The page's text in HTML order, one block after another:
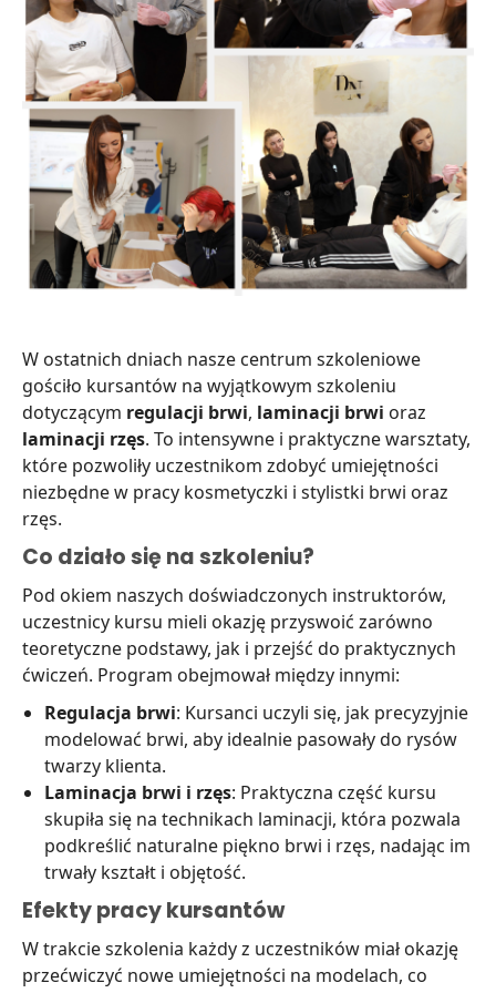
W ostatnich dniach nasze centrum szkoleniowe
gościło kursantów na wyjątkowym szkoleniu
dotyczącym regulacji brwi, laminacji brwi oraz
laminacji rzęs. To intensywne i praktyczne warsztaty,
które pozwoliły uczestnikom zdobyć umiejętności
niezbędne w pracy kosmetyczki i stylistki brwi oraz
rzęs.
Co działo się na szkoleniu?
Pod okiem naszych doświadczonych instruktorów,
uczestnicy kursu mieli okazję przyswoić zarówno
teoretyczne podstawy, jak i przejść do praktycznych
ćwiczeń. Program obejmował między innymi:
Regulacja brwi: Kursanci uczyli się, jak precyzyjnie
modelować brwi, aby idealnie pasowały do rysów
twarzy klienta.
Laminacja brwi i rzęs: Praktyczna część kursu
skupiła się na technikach laminacji, która pozwala
podkreślić naturalne piękno brwi i rzęs, nadając im
trwały kształt i objętość.
Efekty pracy kursantów
W trakcie szkolenia każdy z uczestników miał okazję
przećwiczyć nowe umiejętności na modelach, co